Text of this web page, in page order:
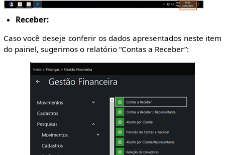
Receber:
Caso você deseje conferir os dados apresentados neste item
do painel, sugerimos o relatório “Contas a Receber”: